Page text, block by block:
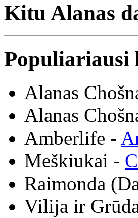
Kitu Alanas
Populiariausi
Alanas
Alanas
Amberlife -
Meškiukai -
Raimonda
Vilija ir